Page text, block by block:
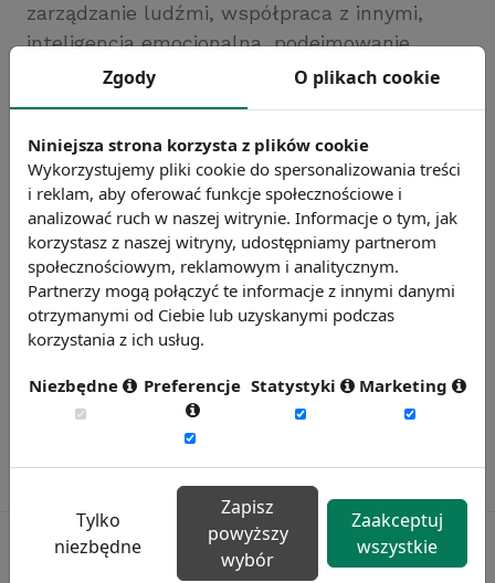
zarządzanie ludźmi, współpraca z innymi,
inteligencja emocjonalna, podejmowanie
decyzji i wnioskowanie.
Chcesz wiedzieć więcej?
Zobacz więcej wiadomości
Zgody O plikach cookie
Niniejsza strona korzysta z plików cookie
Wykorzystujemy pliki cookie do spersonalizowania treści
i reklam, aby oferować funkcje społecznościowe i
analizować ruch w naszej witrynie. Informacje o tym, jak
korzystasz z naszej witryny, udostępniamy partnerom
społecznościowym, reklamowym i analitycznym.
Partnerzy mogą połączyć te informacje z innymi danymi
otrzymanymi od Ciebie lub uzyskanymi podczas
korzystania z ich usług.
Niezbędne Preferencje Statystyki Marketing
Tylko
niezbędne
Zapisz
powyższy
wybór
Zaakceptuj
wszystkie